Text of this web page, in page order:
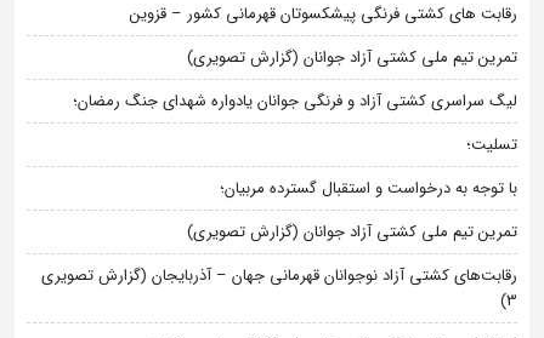
رقابت های کشتی فرنگی پیشکسوتان قهرمانی کشور – قزوین
تمرین تیم ملی کشتی آزاد جوانان (گزارش تصویری)
لیگ سراسری کشتی آزاد و فرنگی جوانان یادواره شهدای جنگ رمضان؛
تسلیت؛
با توجه به درخواست و استقبال گسترده مربیان؛
تمرین تیم ملی کشتی آزاد جوانان (گزارش تصویری)
رقابت‌های کشتی آزاد نوجوانان قهرمانی جهان – آذربایجان (گزارش تصویری
3)